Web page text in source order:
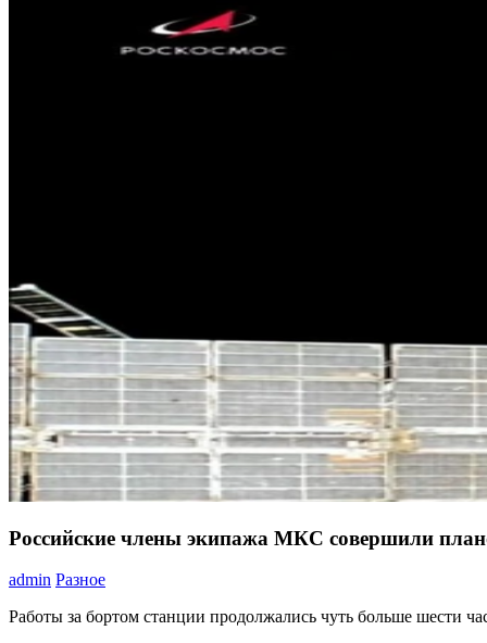
Российские члены экипажа МКС совершили
admin Разное
Работы за бортом станции продолжались чуть больше шести